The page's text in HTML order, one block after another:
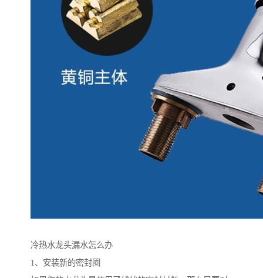
冷热水龙头漏水怎么办
1、安装新的密封圈